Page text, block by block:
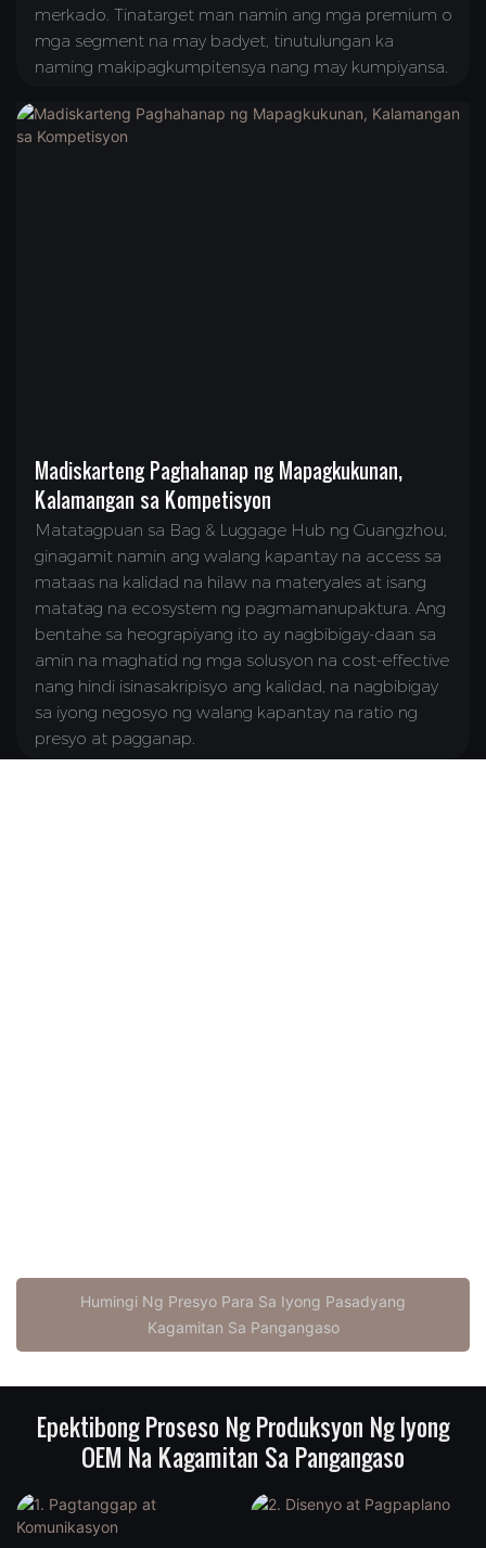
merkado. Tinatarget man namin ang mga premium o
mga segment na may badyet, tinutulungan ka
naming makipagkumpitensya nang may kumpiyansa.
Madiskarteng Paghahanap ng Mapagkukunan,
Kalamangan sa Kompetisyon
Matatagpuan sa Bag & Luggage Hub ng Guangzhou,
ginagamit namin ang walang kapantay na access sa
mataas na kalidad na hilaw na materyales at isang
matatag na ecosystem ng pagmamanupaktura. Ang
bentahe sa heograpiyang ito ay nagbibigay-daan sa
amin na maghatid ng mga solusyon na cost-effective
nang hindi isinasakripisyo ang kalidad, na nagbibigay
sa iyong negosyo ng walang kapantay na ratio ng
presyo at pagganap.
Humingi Ng Presyo Para Sa Iyong Pasadyang
Kagamitan Sa Pangangaso
Epektibong Proseso Ng Produksyon Ng Iyong
OEM Na Kagamitan Sa Pangangaso